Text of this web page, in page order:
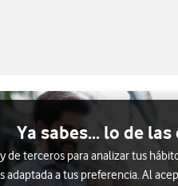
Ya sabes... lo de
de terceros para analizar tus
a tus preferencia. Al